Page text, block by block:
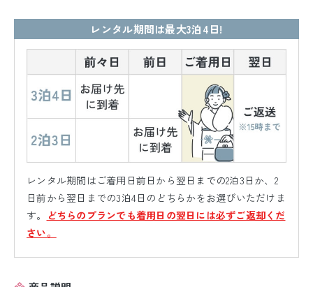
レンタル期間は最大3泊4日!
レンタル期間はご着用日前日から翌日までの2泊3日か、2
日前から翌日までの3泊4日のどちらかをお選びいただけま
す。
どちらのプランでも着用日の翌日には必ずご返却くだ
さい。